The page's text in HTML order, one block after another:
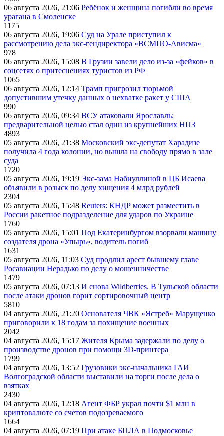
06 августа 2026, 21:06 Ребёнок и женщина погибли во время
урагана в Смоленске
1175
06 августа 2026, 19:06 Суд на Урале приступил к
рассмотрению дела экс-гендиректора «ВСМПО-Ависма»
978
06 августа 2026, 15:08 В Грузии завели дело из-за «фейков» в
соцсетях о притеснениях туристов из РФ
1065
06 августа 2026, 12:14 Трамп пригрозил тюрьмой
допустившим утечку данных о нехватке ракет у США
990
06 августа 2026, 09:34 ВСУ атаковали Ярославль:
предварительной целью стал один из крупнейших НПЗ
4893
05 августа 2026, 21:38 Московский экс-депутат Харадизе
получила 4 года колонии, но вышла на свободу прямо в зале
суда
1720
05 августа 2026, 19:19 Экс-зама Набиуллиной в ЦБ Исаева
объявили в розыск по делу хищения 4 млрд рублей
2304
05 августа 2026, 15:48 Reuters: КНДР может разместить в
России ракетное подразделение для ударов по Украине
1760
05 августа 2026, 15:01 Под Екатеринбургом взорвали машину
создателя дрона «Упырь», водитель погиб
1631
05 августа 2026, 11:03 Суд продлил арест бывшему главе
Росавиации Нерадько по делу о мошенничестве
1479
05 августа 2026, 07:13 И снова Wildberries. В Тульской области
после атаки дронов горит сортировочный центр
5810
04 августа 2026, 21:20 Основателя ЧВК «Ястреб» Марущенко
приговорили к 18 годам за похищение военных
2042
04 августа 2026, 15:17 Жителя Крыма задержали по делу о
производстве дронов при помощи 3D‑принтера
1799
04 августа 2026, 13:52 Грузовики экс-начальника ГАИ
Волгоградской области выставили на торги после дела о
взятках
2430
04 августа 2026, 12:18 Агент ФБР украл почти $1 млн в
криптовалюте со счетов подозреваемого
1664
04 августа 2026, 07:19 При атаке БПЛА в Подмосковье